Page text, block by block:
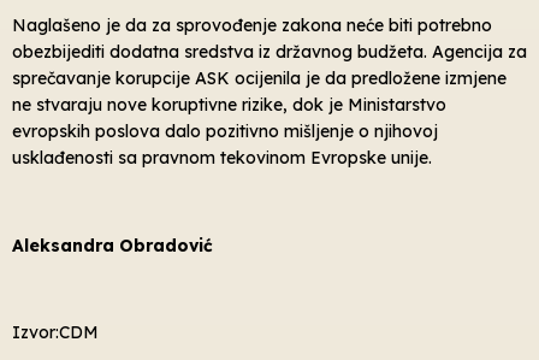
Naglašeno je da za sprovođenje zakona neće biti potrebno
obezbijediti dodatna sredstva iz državnog budžeta. Agencija za
sprečavanje korupcije ASK ocijenila je da predložene izmjene
ne stvaraju nove koruptivne rizike, dok je Ministarstvo
evropskih poslova dalo pozitivno mišljenje o njihovoj
usklađenosti sa pravnom tekovinom Evropske unije.
Aleksandra Obradović
Izvor:CDM